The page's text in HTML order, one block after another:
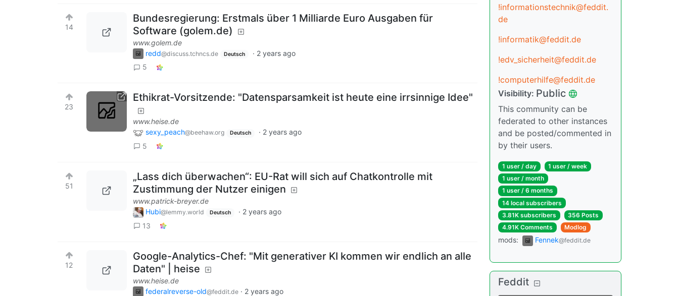
14
Bundesregierung: Erstmals über 1 Milliarde Euro Ausgaben für
Software (golem.de)
www.golem.de
redd@discuss.tchncs.de Deutsch · 2 years ago
5
23
Ethikrat-Vorsitzende: "Datensparsamkeit ist heute eine irrsinnige Idee"
www.heise.de
sexy_peach@beehaw.org Deutsch · 2 years ago
5
51
„Lass dich überwachen“: EU-Rat will sich auf Chatkontrolle mit
Zustimmung der Nutzer einigen
www.patrick-breyer.de
Hubi@lemmy.world Deutsch · 2 years ago
13
12
Google-Analytics-Chef: "Mit generativer KI kommen wir endlich an alle
Daten" | heise
www.heise.de
federalreverse-old@feddit.de · 2 years ago
!informationstechnik@feddit.
de
!informatik@feddit.de
!edv_sicherheit@feddit.de
!computerhilfe@feddit.de
Visibility: Public
This community can be
federated to other instances
and be posted/commented in
by their users.
1 user / day 1 user /week
1 user / month
1 user / 6 months
14 local subscribers
3.81K subscribers
356 Posts
4.91K Comments
Modlog
mods: Fennek@feddit.de
Feddit